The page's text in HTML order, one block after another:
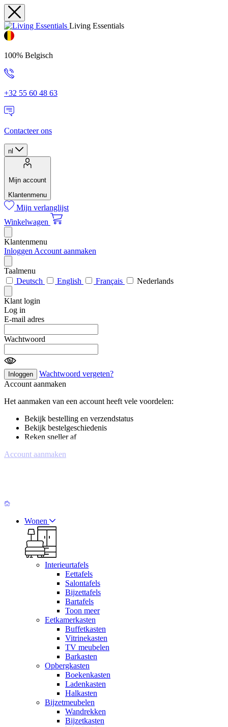
Living Essentials
100% Belgisch
+32 55 60 48 63
Contacteer ons
nl
Mijn account
Klantenmenu
Mijn verlanglijst
Winkelwagen
Klantenmenu
Inloggen Account aanmaken
Taalmenu
Deutsch
English Français Nederlands
Klant login
Log in
E-mail adres
Wachtwoord
Inloggen
Wachtwoord vergeten?
Account aanmaken
Het aanmaken van een account heeft vele voordelen:
Bekijk bestelling en verzendstatus
Bekijk bestelgeschiedenis
Reken sneller af
Account aanmaken
Wonen
Interieurtafels
Eettafels
Salontafels
Bijzettafels
Bartafels
Toon meer
Eetkamerkasten
Buffetkasten
Vitrinekasten
TV meubelen
Barkasten
Opbergkasten
Boekenkasten
Ladenkasten
Halkasten
Bijzetmeubelen
Wandrekken
Bijzetkasten